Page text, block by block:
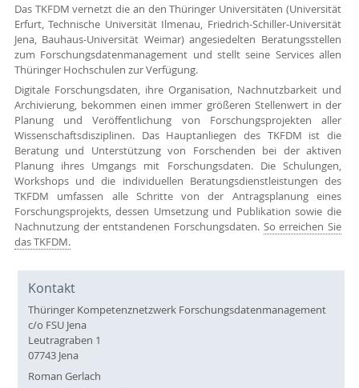
Das TKFDM vernetzt die an den Thüringer Universitäten (Universität
Erfurt, Technische Universität Ilmenau, Friedrich-Schiller-Universität
Jena, Bauhaus-Universität Weimar) angesiedelten Beratungsstellen
zum Forschungsdatenmanagement und stellt seine Services allen
Thüringer Hochschulen zur Verfügung.
Digitale Forschungsdaten, ihre Organisation, Nachnutzbarkeit und
Archivierung, bekommen einen immer größeren Stellenwert in der
Planung und Veröffentlichung von Forschungsprojekten aller
Wissenschaftsdisziplinen. Das Hauptanliegen des TKFDM ist die
Beratung und Unterstützung von Forschenden bei der aktiven
Planung ihres Umgangs mit Forschungsdaten. Die Schulungen,
Workshops und die individuellen Beratungsdienstleistungen des
TKFDM umfassen alle Schritte von der Antragsplanung eines
Forschungsprojekts, dessen Umsetzung und Publikation sowie die
Nachnutzung der entstandenen Forschungsdaten. So erreichen Sie
das TKFDM.
Kontakt
Thüringer Kompetenznetzwerk Forschungsdatenmanagement
c/o FSU Jena
Leutragraben 1
07743 Jena
Roman Gerlach